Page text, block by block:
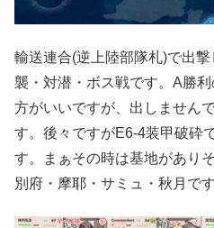
輸送連合(逆上陸部隊札)で出
襲・対潜・ボス戦です。A勝
方がいいですが、出しません
す。後々ですがE6-4装甲破砕
す。まぁその時は基地があり
別府・摩耶・サミュ・秋月です